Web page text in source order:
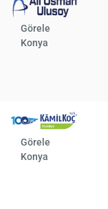
Görele
Konya
Görele
Konya